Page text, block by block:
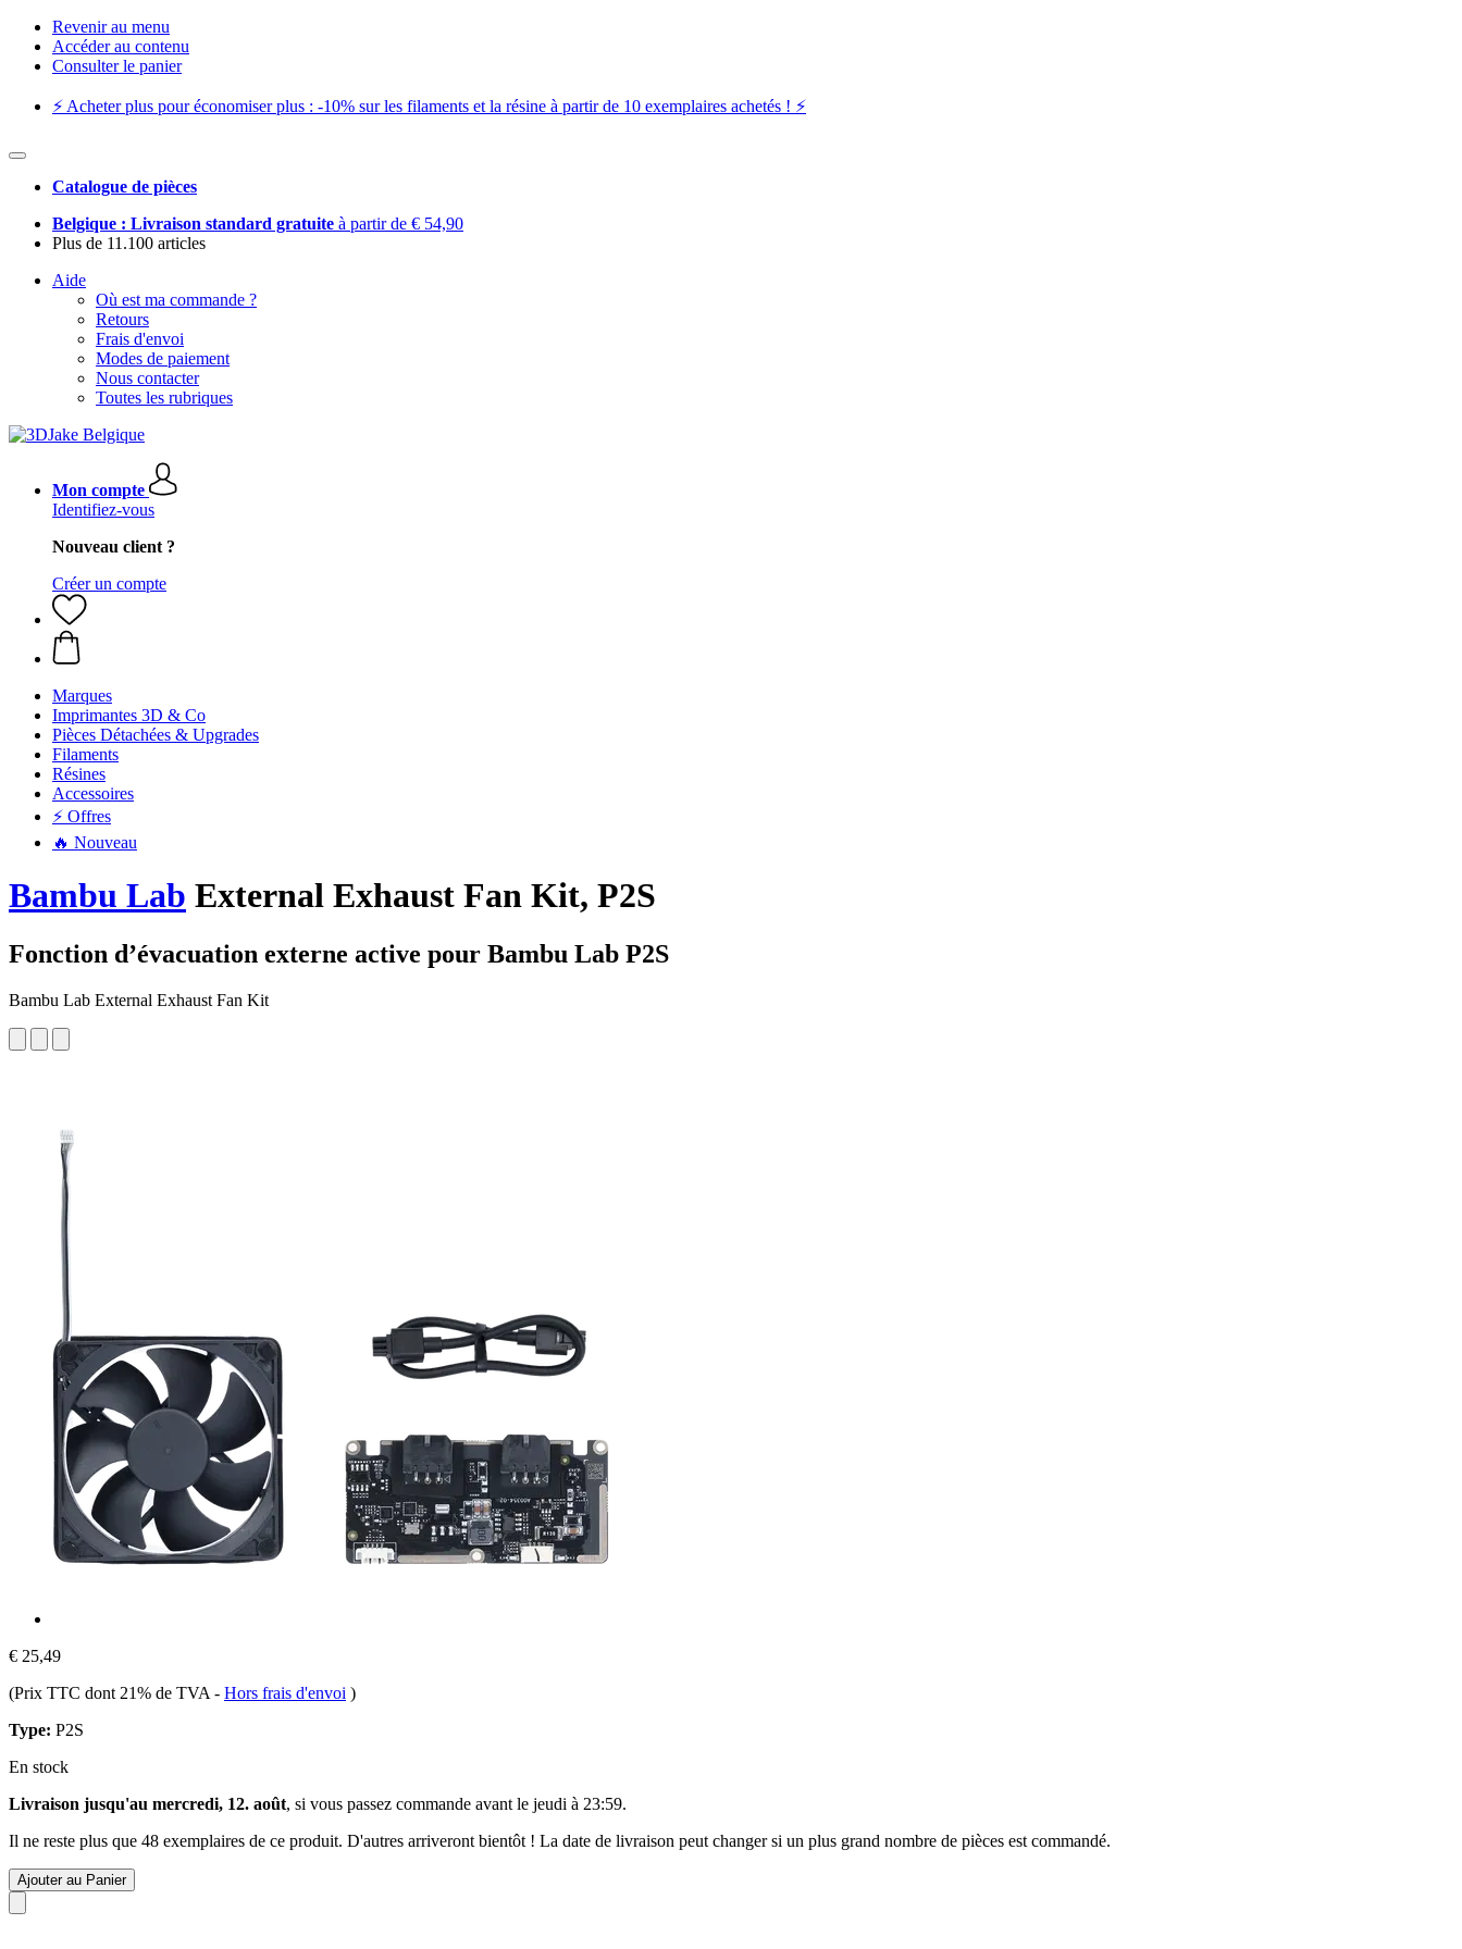
Revenir au menu
Accéder au contenu
Consulter le panier
⚡️ Acheter plus pour économiser plus : -10% sur les filaments et la résine à partir de 10 exemplaires achetés ! ⚡️
Catalogue de pièces
Belgique : Livraison standard gratuite à partir de € 54,90
Plus de 11.100 articles
Aide
Où est ma commande ?
Retours
Frais d'envoi
Modes de paiement
Nous contacter
Toutes les rubriques
Mon compte
Identifiez-vous
Nouveau client ?
Créer un compte
Marques
Imprimantes 3D & Co
Pièces Détachées & Upgrades
Filaments
Résines
Accessoires
⚡ Offres
🔥 Nouveau
Bambu Lab External Exhaust Fan Kit, P2S
Fonction d’évacuation externe active pour Bambu Lab P2S
Bambu Lab External Exhaust Fan Kit
€ 25,49
(Prix TTC dont 21% de TVA - Hors frais d'envoi )
Type: P2S
En stock
Livraison jusqu'au mercredi, 12. août, si vous passez commande avant le jeudi à 23:59.
Il ne reste plus que 48 exemplaires de ce produit. D'autres arriveront bientôt ! La date de livraison peut changer si un plus grand nombre de pièces est commandé.
Ajouter au Panier